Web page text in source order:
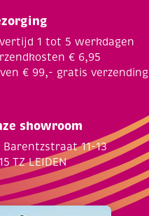
1 tot 5 werkdagen
€ 6,95
€ 99,- gratis verzending
showroom
Barentzstraat 11-13
TZ LEIDEN